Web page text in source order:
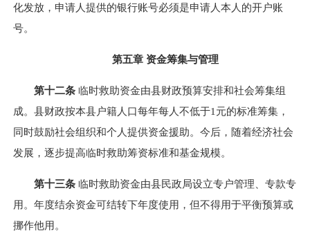
化发放，申请人提供的银行账号必须是申请人本人的开户账
号。
第五章 资金筹集与管理
第十二条 临时救助资金由县财政预算安排和社会筹集组
成。县财政按本县户籍人口每年每人不低于1元的标准筹集，
同时鼓励社会组织和个人提供资金援助。今后，随着经济社会
发展，逐步提高临时救助筹资标准和基金规模。
第十三条 临时救助资金由县民政局设立专户管理、专款专
用。年度结余资金可结转下年度使用，但不得用于平衡预算或
挪作他用。